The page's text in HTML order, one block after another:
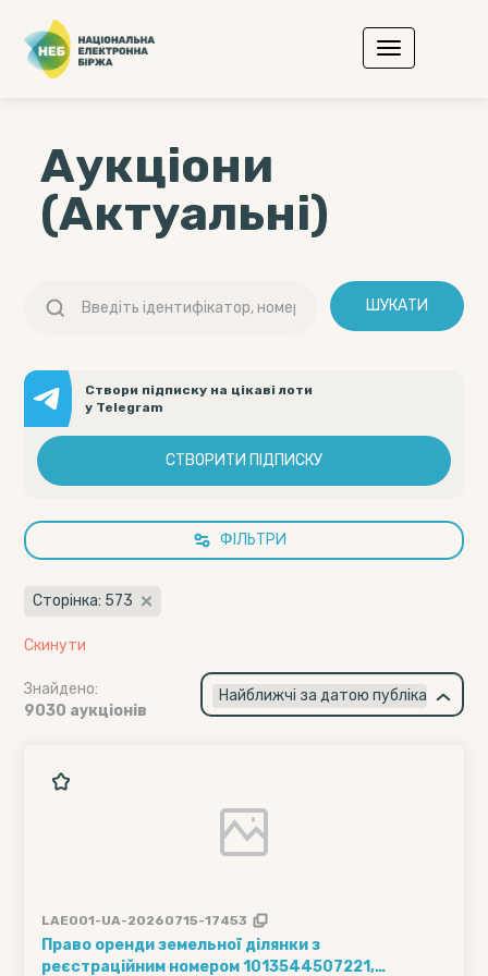
Аукціони
(Актуальні)
ШУКАТИ
Створи підписку на цікаві лоти
у Telegram
СТВОРИТИ ПІДПИСКУ
ФІЛЬТРИ
Сторінка: 573
Скинути
Знайдено:
9030 аукціонів
×
Найближчі за датою публікації
LAE001-UA-20260715-17453
Право оренди земельної ділянки з
реєстраційним номером 1013544507221,